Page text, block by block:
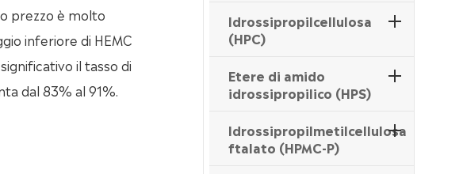
prezzo è molto
inferiore di HEMC
il tasso di
dal 83% al 91%.
Idrossipropilcellulosa
(HPC)
Etere di amido
idrossipropilico (HPS)
Idrossipropilmetilcellulosa
ftalato (HPMC-P)